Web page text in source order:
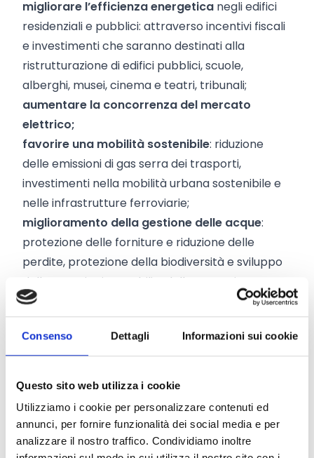
Consenso Dettagli Informazioni sui cookie
Questo sito web utilizza i cookie
Utilizziamo i cookie per personalizzare contenuti ed
annunci, per fornire funzionalità dei social media e per
analizzare il nostro traffico. Condividiamo inoltre
migliorare l’efficienza energetica negli edifici
residenziali e pubblici: attraverso incentivi fiscali
e investimenti che saranno destinati alla
ristrutturazione di edifici pubblici, scuole,
alberghi, musei, cinema e teatri, tribunali;
aumentare la concorrenza del mercato
elettrico;
favorire una mobilità sostenibile: riduzione
delle emissioni di gas serra dei trasporti,
investimenti nella mobilità urbana sostenibile e
nelle infrastrutture ferroviarie;
miglioramento della gestione delle acque:
protezione delle forniture e riduzione delle
perdite, protezione della biodiversità e sviluppo
delle energie rinnovabili e dell’economia
circolare;
modernizzazione e costruzione di nuovi impianti
digestione dei rifiuti.
Impatto della “transizione digitale”
Altra sfida dell’Italia, sarà quella di includere dei
miglioramenti delle competenze digitali della
popolazione, della forza lavoro e delle imprese,
con la promozione dell’offerta di servizi pubblici